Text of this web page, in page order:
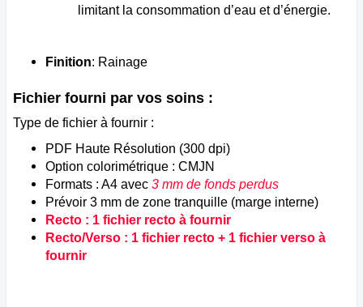
limitant la consommation d’eau et d’énergie.
Finition: Rainage
Fichier fourni par vos soins :
Type de fichier à fournir :
PDF Haute Résolution (300 dpi)
Option colorimétrique : CMJN
Formats : A4 avec 3 mm de fonds perdus
Prévoir 3 mm de zone tranquille (marge interne)
Recto : 1 fichier recto à fournir
Recto/Verso : 1 fichier recto + 1 fichier verso à
fournir